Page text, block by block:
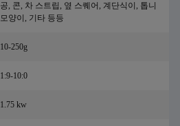
공, 콘, 차 스트립, 옆 스퀘어, 계단식이, 톱니
모양이, 기타 등등
10-250g
1:9-10:0
1.75 kw